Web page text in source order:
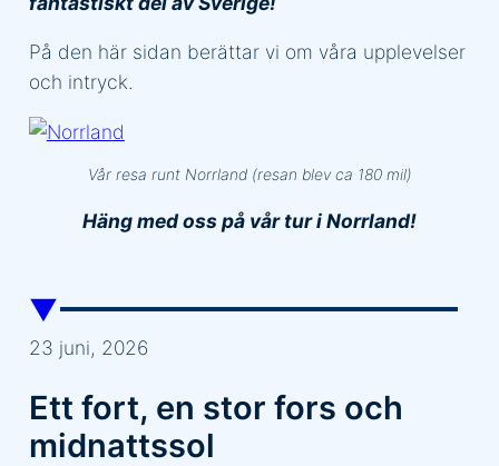
På den här sidan berättar vi om våra upplevelser
och intryck.
Vår resa runt Norrland (resan blev ca 180 mil)
Häng med oss på vår tur i Norrland!
▼
23 juni, 2026
Ett fort, en stor fors och
midnattssol